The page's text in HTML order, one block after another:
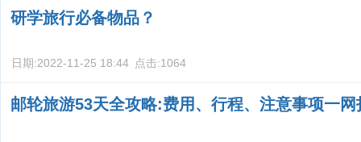
研学旅行必备物品？
日期:2022-11-25 18:44 点击:1064
邮轮旅游53天全攻略:费用、行程、注意事项一网